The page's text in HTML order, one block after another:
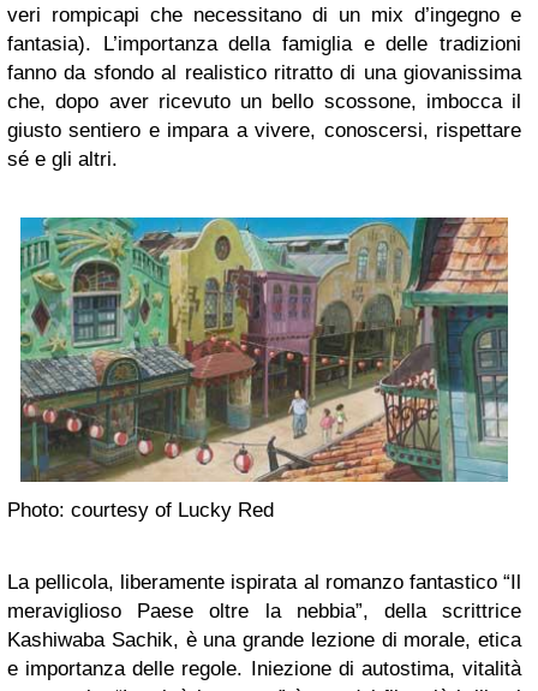
veri rompicapi che necessitano di un mix d’ingegno e
fantasia). L’importanza della famiglia e delle tradizioni
fanno da sfondo al realistico ritratto di una giovanissima
che, dopo aver ricevuto un bello scossone, imbocca il
giusto sentiero e impara a vivere, conoscersi, rispettare
sé e gli altri.
Photo: courtesy of Lucky Red
La pellicola, liberamente ispirata al romanzo fantastico “Il
meraviglioso Paese oltre la nebbia”, della scrittrice
Kashiwaba Sachik, è una grande lezione di morale, etica
e importanza delle regole. Iniezione di autostima, vitalità